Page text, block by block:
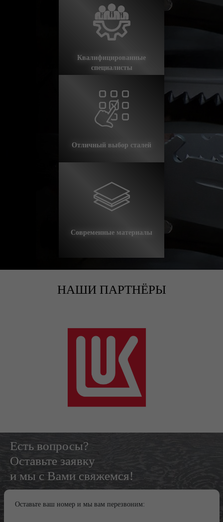
Контакты
Квалифицированные
специалисты
Отличный выбор сталей
Современные материалы
НАШИ ПАРТНЁРЫ
Есть вопросы?
Оставьте заявку
и мы с Вами свяжемся!
Оставьте ваш номер и мы вам перезвоним: